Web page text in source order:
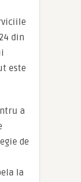
din
este
a
de
la